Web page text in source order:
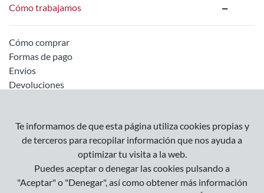
Cómo trabajamos
Cómo comprar
Formas de pago
Envíos
Devoluciones
Información legal
Condiciones Generales
Política de Privacidad
Te informamos de que esta página utiliza cookies propias y
de terceros para recopilar información que nos ayuda a
optimizar tu visita a la web.
Puedes aceptar o denegar las cookies pulsando a
"Aceptar" o "Denegar", así como obtener más información